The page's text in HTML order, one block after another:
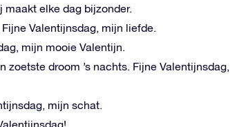
maakt elke dag bijzonder.
Valentijnsdag, mijn liefde.
mijn mooie Valentijn.
droom ’s nachts. Fijne Valentijnsdag,
mijn schat.